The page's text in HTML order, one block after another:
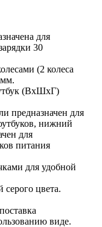
для
30
(2 колеса
(ВхШхГ)
предназначен для
нижний
для
питания
для удобной
цвета.
виде.